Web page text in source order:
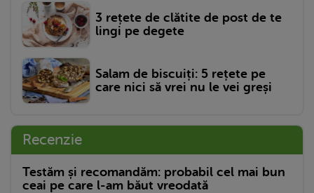
3 rețete de clătite de post de te
lingi pe degete
Salam de biscuiți: 5 rețete pe
care nici să vrei nu le vei greși
Recenzie
Testăm și recomandăm: probabil cel mai bun
ceai pe care l-am băut vreodată